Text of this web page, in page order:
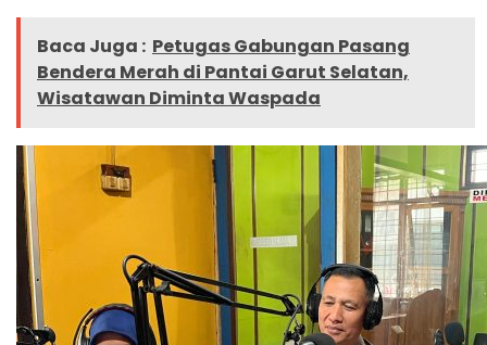
Baca Juga : Petugas Gabungan Pasang
Bendera Merah di Pantai Garut Selatan,
Wisatawan Diminta Waspada